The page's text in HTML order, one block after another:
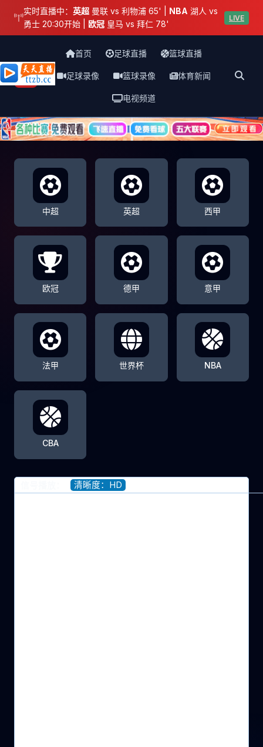
实时直播中： 英超 曼联 vs 利物浦 65' | NBA 湖人 vs
勇士 20:30开始 | 欧冠 皇马 vs 拜仁 78'
LIVE
天天直播网
首页 足球直播 篮球直播
足球录像 篮球录像 体育新闻
电视频道
中超 英超 西甲
欧冠 德甲 意甲
法甲 世界杯 NBA
CBA
清晰度：HD